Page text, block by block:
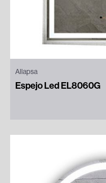
Allapsa
Espejo Led EL8060G